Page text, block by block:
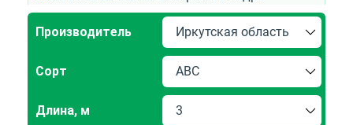
Производитель
Сорт
Длина, м